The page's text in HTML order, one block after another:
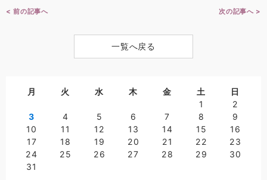
< 前の記事へ 次の記事へ >
一覧へ戻る
月 火 水 木 金 土
日
1
2
3
4 5 6 7 8
9
10
11 12 13 14 15
16
17
18 19 20 21 22
23
24
25 26 27 28 29
30
31